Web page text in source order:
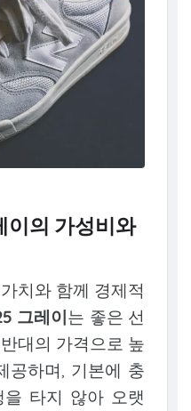
이의 가성비와
치와 함께 경제적
그레이는 좋은 선
대의 가격으로 높
공하며, 기본에 충
타지 않아 오랫